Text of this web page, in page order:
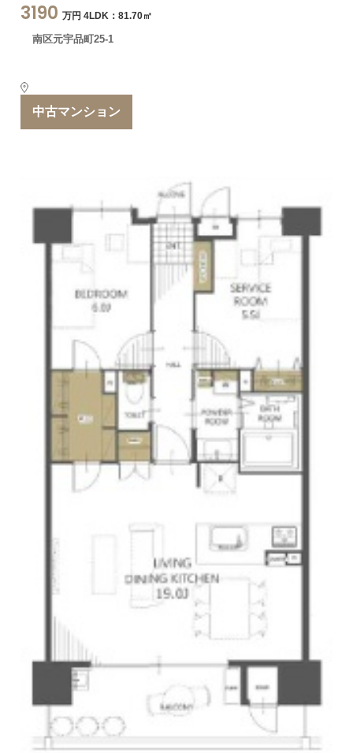
3190 万円 4LDK：81.70㎡
南区元宇品町25-1
中古マンション